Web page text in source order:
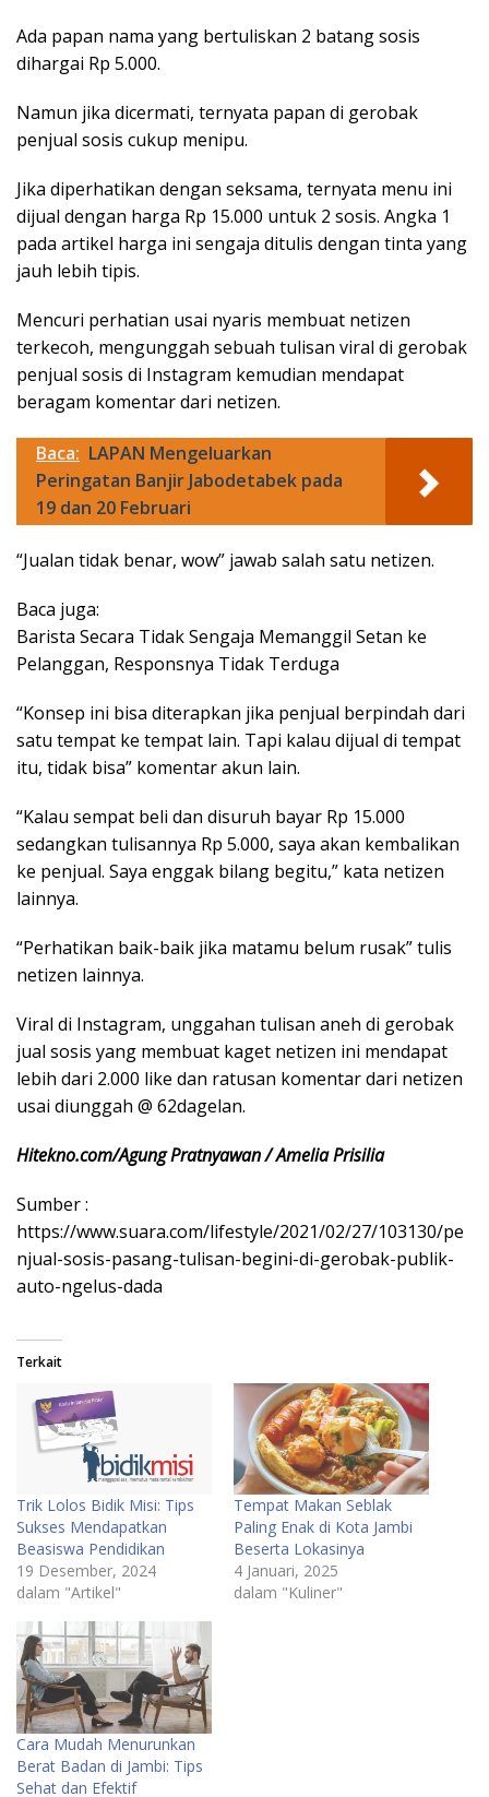
Ada papan nama yang bertuliskan 2 batang sosis
dihargai Rp 5.000.
Namun jika dicermati, ternyata papan di gerobak
penjual sosis cukup menipu.
Jika diperhatikan dengan seksama, ternyata menu ini
dijual dengan harga Rp 15.000 untuk 2 sosis. Angka 1
pada artikel harga ini sengaja ditulis dengan tinta yang
jauh lebih tipis.
Mencuri perhatian usai nyaris membuat netizen
terkecoh, mengunggah sebuah tulisan viral di gerobak
penjual sosis di Instagram kemudian mendapat
beragam komentar dari netizen.
Baca: LAPAN Mengeluarkan
Peringatan Banjir Jabodetabek pada
19 dan 20 Februari
“Jualan tidak benar, wow” jawab salah satu netizen.
Baca juga:
Barista Secara Tidak Sengaja Memanggil Setan ke
Pelanggan, Responsnya Tidak Terduga
“Konsep ini bisa diterapkan jika penjual berpindah dari
satu tempat ke tempat lain. Tapi kalau dijual di tempat
itu, tidak bisa” komentar akun lain.
“Kalau sempat beli dan disuruh bayar Rp 15.000
sedangkan tulisannya Rp 5.000, saya akan kembalikan
ke penjual. Saya enggak bilang begitu,” kata netizen
lainnya.
“Perhatikan baik-baik jika matamu belum rusak” tulis
netizen lainnya.
Viral di Instagram, unggahan tulisan aneh di gerobak
jual sosis yang membuat kaget netizen ini mendapat
lebih dari 2.000 like dan ratusan komentar dari netizen
usai diunggah @ 62dagelan.
Hitekno.com/Agung Pratnyawan / Amelia Prisilia
Sumber :
https://www.suara.com/lifestyle/2021/02/27/103130/pe
njual-sosis-pasang-tulisan-begini-di-gerobak-publik-
auto-ngelus-dada
Terkait
Trik Lolos Bidik Misi: Tips
Sukses Mendapatkan
Beasiswa Pendidikan
19 Desember, 2024
dalam "Artikel"
Tempat Makan Seblak
Paling Enak di Kota Jambi
Beserta Lokasinya
4 Januari, 2025
dalam "Kuliner"
Cara Mudah Menurunkan
Berat Badan di Jambi: Tips
Sehat dan Efektif